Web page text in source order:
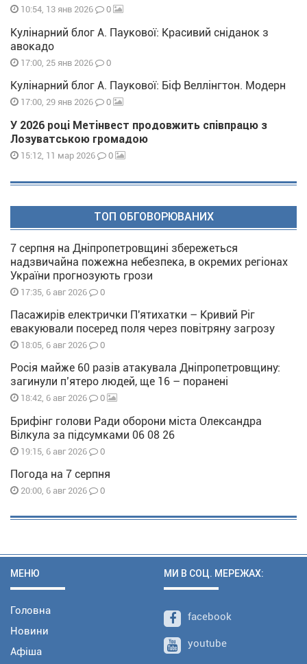
10:54, 13 янв 2026 0
Кулінарний блог А. Паукової: Красивий сніданок з
авокадо
17:00, 25 янв 2026 0
Кулінарний блог А. Паукової: Біф Веллінгтон. Модерн
17:00, 29 янв 2026 0
У 2026 році Метінвест продовжить співпрацю з
Лозуватською громадою
15:12, 11 мар 2026 0
ТОП ОБГОВОРЮВАНИХ
7 серпня на Дніпропетровщині збережеться
надзвичайна пожежна небезпека, в окремих регіонах
України прогнозують грози
17:35, 6 авг 2026 0
Пасажирів електрички П'ятихатки – Кривий Ріг
евакуювали посеред поля через повітряну загрозу
18:05, 6 авг 2026 0
Росія майже 60 разів атакувала Дніпропетровщину:
загинули п’ятеро людей, ще 16 – поранені
18:42, 6 авг 2026 0
Брифінг голови Ради оборони міста Олександра
Вілкула за підсумками 06 08 26
19:15, 6 авг 2026 0
Погода на 7 серпня
20:00, 6 авг 2026 0
МЕНЮ
Головна
Новини
Афіша
МИ В СОЦ. МЕРЕЖАХ:
facebook
youtube